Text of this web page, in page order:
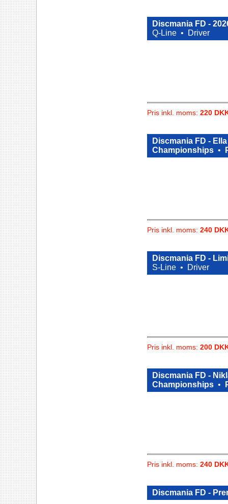
Discmania FD -
Q-Line •
Driver
Pris inkl. moms: 220
Discmania FD -
Championships •
Pris inkl. moms: 240
Discmania FD -
S-Line •
Driver
Pris inkl. moms: 200
Discmania FD -
Championships •
Pris inkl. moms: 240
Discmania FD -